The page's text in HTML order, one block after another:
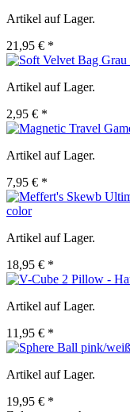
Artikel auf Lager.
21,95 € *
Artikel auf Lager.
2,95 € *
Artikel auf Lager.
7,95 € *
color
Artikel auf Lager.
18,95 € *
Artikel auf Lager.
11,95 € *
Artikel auf Lager.
19,95 € *